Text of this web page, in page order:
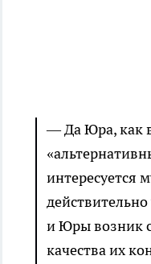
— Да Юра, как
интересуется
и Юры возник
качества их